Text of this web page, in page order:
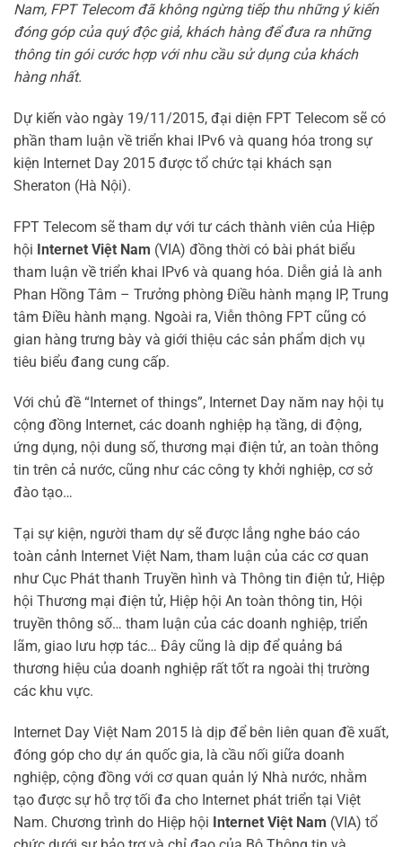
Nam, FPT Telecom đã không ngừng tiếp thu những ý kiến
đóng góp của quý độc giả, khách hàng để đưa ra những
thông tin gói cước hợp với nhu cầu sử dụng của khách
hàng nhất.
Dự kiến vào ngày 19/11/2015, đại diện FPT Telecom sẽ có
phần tham luận về triển khai IPv6 và quang hóa trong sự
kiện Internet Day 2015 được tổ chức tại khách sạn
Sheraton (Hà Nội).
FPT Telecom sẽ tham dự với tư cách thành viên của Hiệp
hội Internet Việt Nam (VIA) đồng thời có bài phát biểu
tham luận về triển khai IPv6 và quang hóa. Diễn giả là anh
Phan Hồng Tâm – Trưởng phòng Điều hành mạng IP, Trung
tâm Điều hành mạng. Ngoài ra, Viễn thông FPT cũng có
gian hàng trưng bày và giới thiệu các sản phẩm dịch vụ
tiêu biểu đang cung cấp.
Với chủ đề “Internet of things”, Internet Day năm nay hội tụ
cộng đồng Internet, các doanh nghiệp hạ tầng, di động,
ứng dụng, nội dung số, thương mại điện tử, an toàn thông
tin trên cả nước, cũng như các công ty khởi nghiệp, cơ sở
đào tạo…
Tại sự kiện, người tham dự sẽ được lắng nghe báo cáo
toàn cảnh Internet Việt Nam, tham luận của các cơ quan
như Cục Phát thanh Truyền hình và Thông tin điện tử, Hiệp
hội Thương mại điện tử, Hiệp hội An toàn thông tin, Hội
truyền thông số… tham luận của các doanh nghiệp, triển
lãm, giao lưu hợp tác… Đây cũng là dịp để quảng bá
thương hiệu của doanh nghiệp rất tốt ra ngoài thị trường
các khu vực.
Internet Day Việt Nam 2015 là dịp để bên liên quan đề xuất,
đóng góp cho dự án quốc gia, là cầu nối giữa doanh
nghiệp, cộng đồng với cơ quan quản lý Nhà nước, nhằm
tạo được sự hỗ trợ tối đa cho Internet phát triển tại Việt
Nam. Chương trình do Hiệp hội Internet Việt Nam (VIA) tổ